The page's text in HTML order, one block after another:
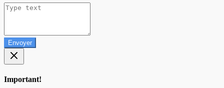
Envoyer
Important!